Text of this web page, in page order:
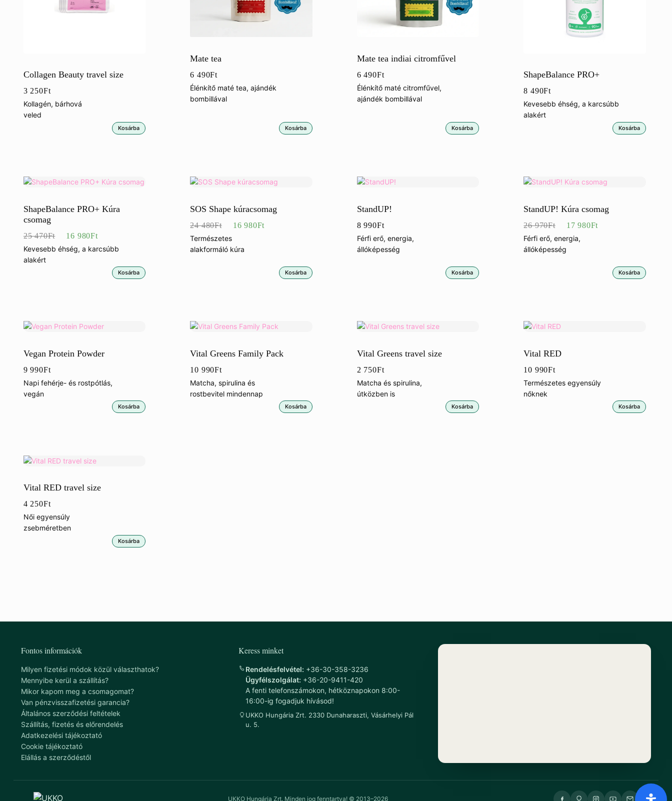
Collagen Beauty travel size
3 250Ft
Kollagén, bárhová
veled
Kosárba
Mate tea
6 490Ft
Élénkítő maté tea, ajándék
bombillával
Kosárba
Mate tea indiai citromfűvel
6 490Ft
Élénkítő maté citromfűvel,
ajándék bombillával
Kosárba
ShapeBalance PRO+
8 490Ft
Kevesebb éhség, a karcsúbb
alakért
Kosárba
ShapeBalance PRO+ Kúra
csomag
25 470Ft
Eredeti
ár:
16 980FtJelenlegi
ár:
980Ft.
Kevesebb éhség, a karcsúbb
alakért
Kosárba
SOS Shape kúracsomag
24 480Ft
Eredeti
ár:
24
16 980Ft
980Ft.
Természetes
alakformáló kúra
Kosárba
StandUP!
8 990Ft
Férfi erő, energia,
állóképesség
Kosárba
StandUP! Kúra csomag
26 970Ft
Eredeti
ár:
26
17 980Ft
980Ft.
Férfi erő, energia,
állóképesség
Kosárba
Vegan Protein Powder
9 990Ft
Napi fehérje- és rostpótlás,
vegán
Kosárba
Vital Greens Family Pack
10 990Ft
Matcha, spirulina és
rostbevitel mindennap
Kosárba
Vital Greens travel size
2 750Ft
Matcha és spirulina,
útközben is
Kosárba
Vital RED
10 990Ft
Természetes egyensúly
nőknek
Kosárba
Vital RED travel size
4 250Ft
Női egyensúly
zsebméretben
Kosárba
Fontos információk
Milyen fizetési módok közül választhatok?
Mennyibe kerül a szállítás?
Mikor kapom meg a csomagomat?
Van pénzvisszafizetési garancia?
Általános szerződési feltételek
Szállítás, fizetés és előrendelés
Adatkezelési tájékoztató
Cookie tájékoztató
Elállás a szerződéstől
Keress minket
Rendelésfelvétel: +36-30-358-3236
Ügyfélszolgálat: +36-20-9411-420
A fenti telefonszámokon, hétköznapokon 8:00-
16:00-ig fogadjuk hívásod!
UKKO Hungária Zrt. 2330 Dunaharaszti, Vásárhelyi Pál
u. 5.
UKKO Hungária Zrt. Minden jog fenntartva! © 2013–2026